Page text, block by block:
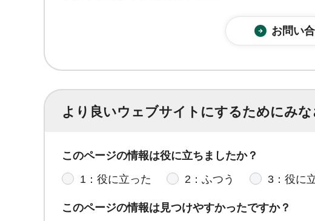
より良いウェブサイトにするためにみ
このページの情報は役に立ちましたか？
1：役に立った
2：ふつう 3：役に
このページの情報は見つけやすかったですか？